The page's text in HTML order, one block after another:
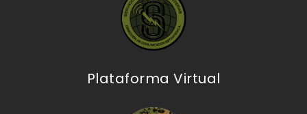
Plataforma Virtual